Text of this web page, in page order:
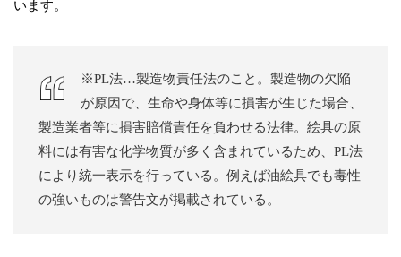
います。
※PL法…製造物責任法のこと。製造物の欠陥
が原因で、生命や身体等に損害が生じた場合、
製造業者等に損害賠償責任を負わせる法律。絵具の原
料には有害な化学物質が多く含まれているため、PL法
により統一表示を行っている。例えば油絵具でも毒性
の強いものは警告文が掲載されている。